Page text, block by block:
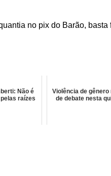
no pix do Barão,
Não é
raízes
Violência de
de debate nesta